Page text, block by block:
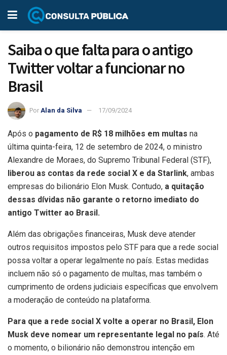
Saiba o que falta para o antigo
Twitter voltar a funcionar no
Brasil
Por Alan da Silva 17/09/2024
Após o pagamento de R$ 18 milhões em multas na
última quinta-feira, 12 de setembro de 2024, o ministro
Alexandre de Moraes, do Supremo Tribunal Federal (STF),
liberou as contas da rede social X e da Starlink, ambas
empresas do bilionário Elon Musk. Contudo, a quitação
dessas dívidas não garante o retorno imediato do
antigo Twitter ao Brasil.
Além das obrigações financeiras, Musk deve atender
outros requisitos impostos pelo STF para que a rede social
possa voltar a operar legalmente no país. Estas medidas
incluem não só o pagamento de multas, mas também o
cumprimento de ordens judiciais específicas que envolvem
a moderação de conteúdo na plataforma.
Para que a rede social X volte a operar no Brasil, Elon
Musk deve nomear um representante legal no país. Até
o momento, o bilionário não demonstrou intenção em